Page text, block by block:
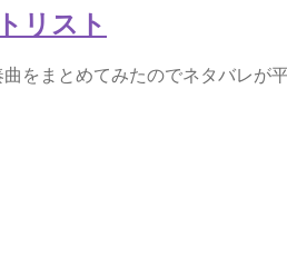
リスト
をまとめてみたのでネタバレが